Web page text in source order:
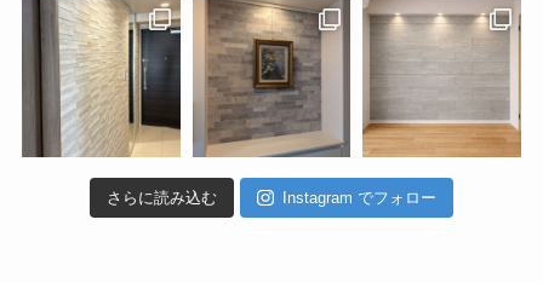
さらに読み込む Instagram でフォロー